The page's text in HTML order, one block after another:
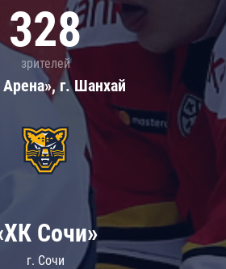
328
зрителей
г. Шанхай
Сочи»
г. Сочи